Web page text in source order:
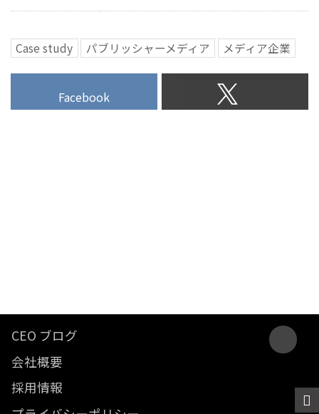
Case study パブリッシャーメディア メディア企業
Facebook
CEO ブログ
会社概要
採用情報